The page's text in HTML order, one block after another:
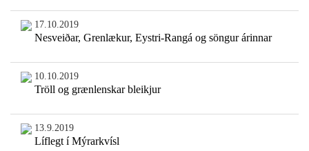
17.10.2019
Nesveiðar, Grenlækur, Eystri-Rangá og söngur árinnar
10.10.2019
Tröll og grænlenskar bleikjur
13.9.2019
Líflegt í Mýrarkvísl